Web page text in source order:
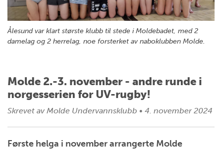
Ålesund var klart største klubb til stede i Moldebadet, med 2
damelag og 2 herrelag, noe forsterket av naboklubben Molde.
Molde 2.-3. november - andre runde i
norgesserien for UV-rugby!
Skrevet av Molde Undervannsklubb • 4. november 2024
Første helga i november arrangerte Molde